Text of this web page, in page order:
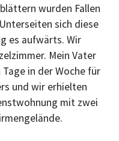
wurden Fallen
sich diese
es aufwärts. Wir
Mein Vater
in der Woche für
und wir erhielten
mit zwei